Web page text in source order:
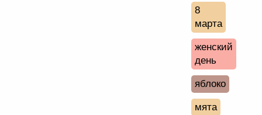
8
марта
женский
день
яблоко
мята